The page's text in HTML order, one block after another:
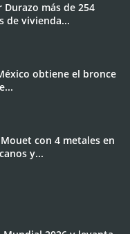
más de 254
de vivienda...
obtiene el bronce
con 4 metales en
y...